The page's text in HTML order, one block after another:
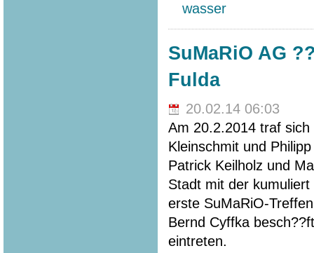
wasser
SuMaRiO AG
Fulda
20.02.14 06:03
Am 20.2.2014 traf
Kleinschmit und
Patrick Keilholz und
Stadt mit der
erste SuMaRiO-
Bernd Cyffka
eintreten.